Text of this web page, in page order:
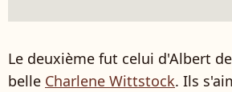
Le deuxième fut celui d'Albert
belle Charlene Wittstock. Ils